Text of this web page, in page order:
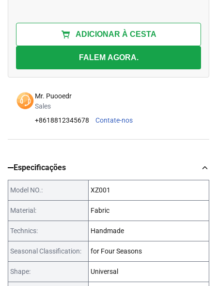
ADICIONAR À CESTA
FALEM AGORA.
Mr. Puooedr
Sales
+8618812345678
Contate-nos
Especificações
Model NO.: XZ001
Material: Fabric
Technics: Handmade
Seasonal Classification: for Four Seasons
Shape: Universal